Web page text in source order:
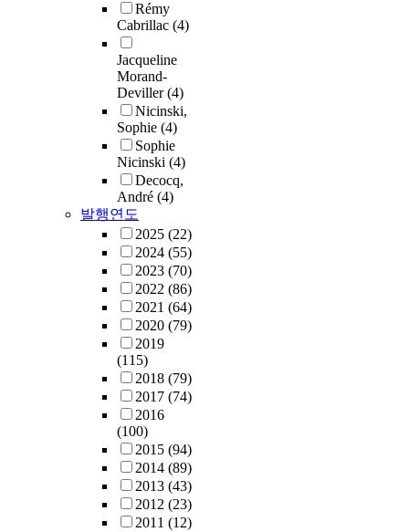
Rémy
Cabrillac (4)
Jacqueline
Morand-
Deviller(4)
Nicinski,
Sophie (4)
Sophie
Nicinski (4)
Decocq,
André (4)
발행연도
2025 (22)
2024 (55)
2023 (70)
2022 (86)
2021 (64)
2020 (79)
2019
(115)
2018 (79)
2017 (74)
2016
(100)
2015 (94)
2014 (89)
2013 (43)
2012 (23)
2011 (12)